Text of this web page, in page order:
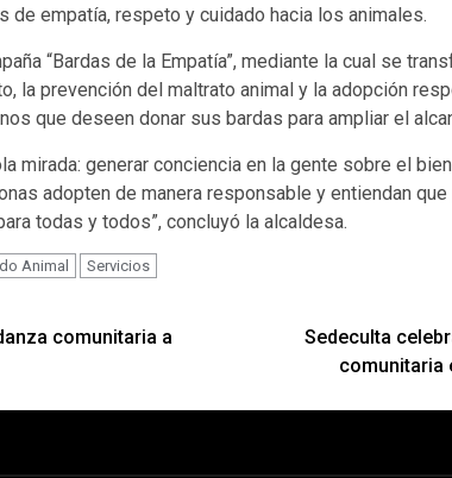
de empatía, respeto y cuidado hacia los animales.
“Bardas de la Empatía”, mediante la cual se
la prevención del maltrato animal y la adopción
que deseen donar sus bardas para ampliar el
mirada: generar conciencia en la gente sobre el
adopten de manera responsable y entiendan
todas y todos”, concluyó la alcaldesa.
Animal Servicios
comunitaria a
Sedeculta
comunitaria